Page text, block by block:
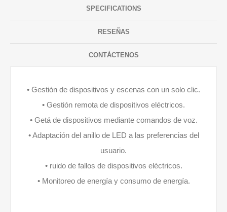
SPECIFICATIONS
RESEÑAS
CONTÁCTENOS
• Gestión de dispositivos y escenas con un solo clic.
• Gestión remota de dispositivos eléctricos.
• Getá de dispositivos mediante comandos de voz.
• Adaptación del anillo de LED a las preferencias del
usuario.
• ruido de fallos de dispositivos eléctricos.
• Monitoreo de energía y consumo de energía.